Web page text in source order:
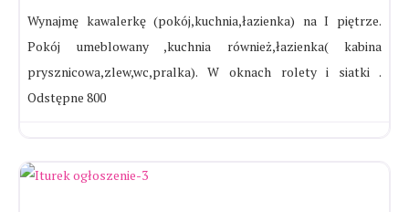
Wynajmę kawalerkę (pokój,kuchnia,łazienka) na I piętrze.
Pokój umeblowany ,kuchnia również,łazienka( kabina
prysznicowa,zlew,wc,pralka). W oknach rolety i siatki .
Odstępne 800